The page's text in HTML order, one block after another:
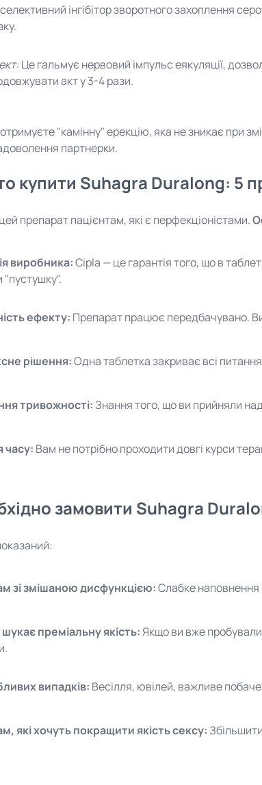
інгібітор зворотного захоплення
Це гальмує нервовий імпульс еякуляції,
акт у 3-4 рази.
"камінну" ерекцію, яка не зникає при
партнерки.
купити Suhagra Duralong: 5
препарат пацієнтам, які є перфекціоністами.
виробника:Cipla — це гарантія того, що в
ефекту: Препарат працює передбачувано.
рішення:Одна таблетка закриває всі
тривожності: Знання того, що ви прийняли
часу: Вам не потрібно проходити довгі курси
замовити Suhagra
зі змішаною дисфункцією:Слабке наповнення
преміальну якість: Якщо ви вже
випадків: Весілля, ювілей, важливе
які хочуть покращити якість сексу: